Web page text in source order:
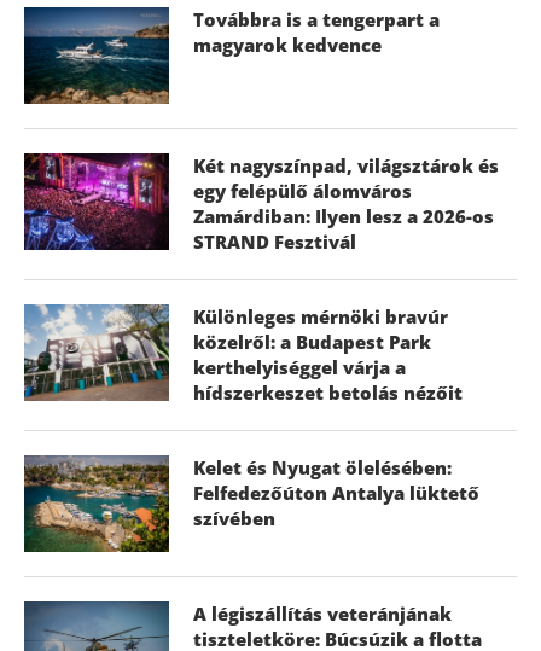
Továbbra is a tengerpart a
magyarok kedvence
Két nagyszínpad, világsztárok és
egy felépülő álomváros
Zamárdiban: Ilyen lesz a 2026-os
STRAND Fesztivál
Különleges mérnöki bravúr
közelről: a Budapest Park
kerthelyiséggel várja a
hídszerkeszet betolás nézőit
Kelet és Nyugat ölelésében:
Felfedezőúton Antalya lüktető
szívében
A légiszállítás veteránjának
tiszteletköre: Búcsúzik a flotta